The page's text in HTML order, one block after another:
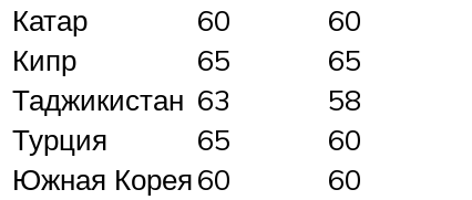
Катар
60
60
Кипр
65
65
Таджикистан 63
58
Турция
65
60
Южная Корея60
60